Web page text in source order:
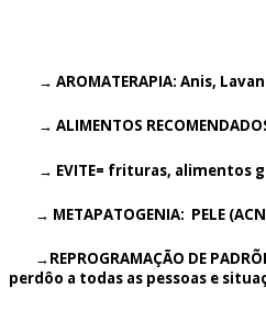
→ AROMATERAPIA: Anis,
→ ALIMENTOS
→ EVITE= frituras, alimentos
→ METAPATOGENIA: PELE
→REPROGRAMAÇÃO DE
perdôo a todas as pessoas e